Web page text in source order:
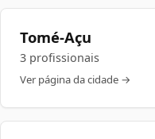
Tomé-Açu
3 profissionais
Ver página da cidade →